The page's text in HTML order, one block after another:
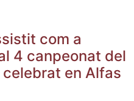
com a
4 canpeonat del
celebrat en Alfas